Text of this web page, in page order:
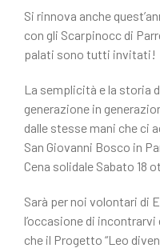
Si rinnova anche
con gli Scarpinocc di
palati sono tutti invitati!
La semplicità e la storia
generazione in
dalle stesse mani che ci
San Giovanni Bosco in
Cena solidale Sabato 18
Sarà per noi volontari di
l’occasione di
che il Progetto “Leo